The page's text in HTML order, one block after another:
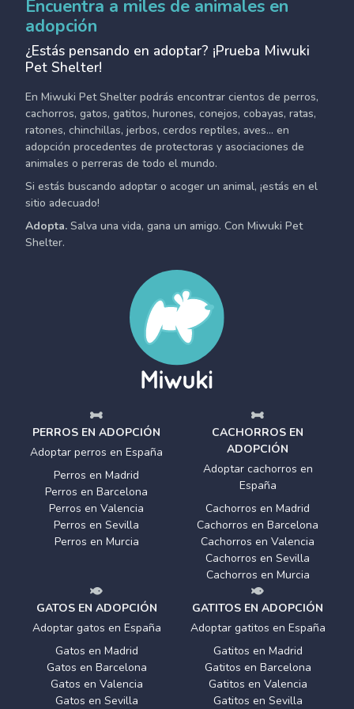
Encuentra a miles de animales en
adopción
¿Estás pensando en adoptar? ¡Prueba Miwuki
Pet Shelter!
En Miwuki Pet Shelter podrás encontrar cientos de perros,
cachorros, gatos, gatitos, hurones, conejos, cobayas, ratas,
ratones, chinchillas, jerbos, cerdos reptiles, aves... en
adopción procedentes de protectoras y asociaciones de
animales o perreras de todo el mundo.
Si estás buscando adoptar o acoger un animal, ¡estás en el
sitio adecuado!
Adopta. Salva una vida, gana un amigo. Con Miwuki Pet
Shelter.
PERROS EN ADOPCIÓN
Adoptar perros en España
Perros en Madrid
Perros en Barcelona
Perros en Valencia
Perros en Sevilla
Perros en Murcia
CACHORROS EN
ADOPCIÓN
Adoptar cachorros en
España
Cachorros en Madrid
Cachorros en Barcelona
Cachorros en Valencia
Cachorros en Sevilla
Cachorros en Murcia
GATOS EN ADOPCIÓN
Adoptar gatos en España
Gatos en Madrid
Gatos en Barcelona
Gatos en Valencia
Gatos en Sevilla
GATITOS EN ADOPCIÓN
Adoptar gatitos en España
Gatitos en Madrid
Gatitos en Barcelona
Gatitos en Valencia
Gatitos en Sevilla